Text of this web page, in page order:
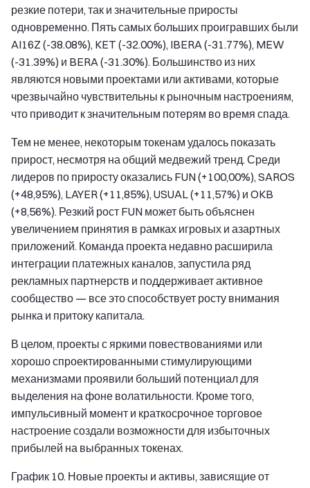
резкие потери, так и значительные приросты
одновременно. Пять самых больших проигравших были
AI16Z (-38.08%), KET (-32.00%), IBERA (-31.77%), MEW
(-31.39%) и BERA (-31.30%). Большинство из них
являются новыми проектами или активами, которые
чрезвычайно чувствительны к рыночным настроениям,
что приводит к значительным потерям во время спада.
Тем не менее, некоторым токенам удалось показать
прирост, несмотря на общий медвежий тренд. Среди
лидеров по приросту оказались FUN (+100,00%), SAROS
(+48,95%), LAYER (+11,85%), USUAL (+11,57%) и OKB
(+8,56%). Резкий рост FUN может быть объяснен
увеличением принятия в рамках игровых и азартных
приложений. Команда проекта недавно расширила
интеграции платежных каналов, запустила ряд
рекламных партнерств и поддерживает активное
сообщество — все это способствует росту внимания
рынка и притоку капитала.
В целом, проекты с яркими повествованиями или
хорошо спроектированными стимулирующими
механизмами проявили больший потенциал для
выделения на фоне волатильности. Кроме того,
импульсивный момент и краткосрочное торговое
настроение создали возможности для избыточных
прибылей на выбранных токенах.
График 10. Новые проекты и активы, зависящие от